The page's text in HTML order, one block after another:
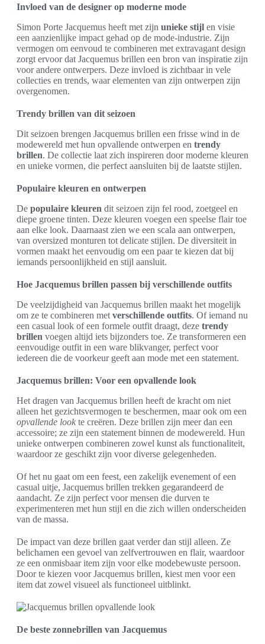
Invloed van de designer op moderne mode
Simon Porte Jacquemus heeft met zijn unieke stijl en visie
een aanzienlijke impact gehad op de mode-industrie. Zijn
vermogen om eenvoud te combineren met extravagant design
zorgt ervoor dat Jacquemus brillen een bron van inspiratie zijn
voor andere ontwerpers. Deze invloed is zichtbaar in vele
collecties en trends, waar elementen van zijn ontwerpen zijn
overgenomen.
Trendy brillen van dit seizoen
Dit seizoen brengen Jacquemus brillen een frisse wind in de
modewereld met hun opvallende ontwerpen en trendy
brillen. De collectie laat zich inspireren door moderne kleuren
en unieke vormen, die perfect aansluiten bij de laatste stijlen.
Populaire kleuren en ontwerpen
De populaire kleuren dit seizoen zijn fel rood, zoetgeel en
diepe groene tinten. Deze kleuren voegen een speelse flair toe
aan elke look. Daarnaast zien we een scala aan ontwerpen,
van oversized monturen tot delicate stijlen. De diversiteit in
vormen maakt het eenvoudig om een paar te kiezen dat bij
iemands persoonlijkheid en stijl aansluit.
Hoe Jacquemus brillen passen bij verschillende outfits
De veelzijdigheid van Jacquemus brillen maakt het mogelijk
om ze te combineren met verschillende outfits. Of iemand nu
een casual look of een formele outfit draagt, deze trendy
brillen voegen altijd iets bijzonders toe. Ze transformeren een
eenvoudige outfit in een ware blikvanger, perfect voor
iedereen die de voorkeur geeft aan mode met een statement.
Jacquemus brillen: Voor een opvallende look
Het dragen van Jacquemus brillen heeft de kracht om niet
alleen het gezichtsvermogen te beschermen, maar ook om een
opvallende look te creëren. Deze brillen zijn meer dan een
accessoire; ze zijn een statement binnen de modewereld. Hun
unieke ontwerpen combineren zowel kunst als functionaliteit,
waardoor ze geschikt zijn voor diverse gelegenheden.
Of het nu gaat om een feest, een zakelijk evenement of een
casual uitje, Jacquemus brillen trekken gegarandeerd de
aandacht. Ze zijn perfect voor mensen die durven te
experimenteren met hun stijl en die zich willen onderscheiden
van de massa.
De impact van deze brillen gaat verder dan stijl alleen. Ze
belichamen een gevoel van zelfvertrouwen en flair, waardoor
ze een onmisbaar item zijn voor elke modebewuste persoon.
Door te kiezen voor Jacquemus brillen, kiest men voor een
item dat zowel visueel als functioneel uitblinkt.
De beste zonnebrillen van Jacquemus